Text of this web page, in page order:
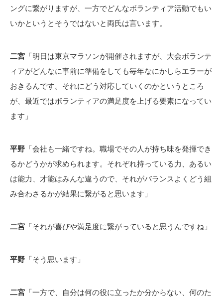
ングに繋がりますが、一方でどんなボランティア活動でもい
いかというとそうではないと両氏は言います。
二宮 「明日は東京マラソンが開催されますが、大会ボランテ
ィアがどんなに事前に準備をしても毎年なにかしらエラーが
おきるんです。それにどう対応していくのかというところ
が、最近ではボランティアの満足度を上げる要素になってい
ます」
平野 「会社も一緒ですね。職場でその人が持ち味を発揮でき
るかどうかが求められます。それぞれ持っている力、あるい
は能力、才能はみんな違うので、それがバランスよくどう組
み合わさるかが結果に繋がると思います」
二宮 「それが喜びや満足度に繋がっていると思うんですね」
平野 「そう思います」
二宮 「一方で、自分は何の役に立ったか分からない、何のた